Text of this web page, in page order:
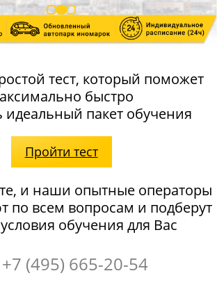
тест, который поможет
быстро
идеальный пакет обучения
Пройти тест
и наши опытные операторы
по всем вопросам и подберут
обучения для Вас
+7 (495) 665-20-54